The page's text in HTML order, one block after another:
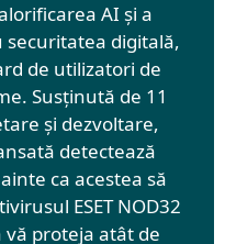
AI și a
digitală,
de utilizatori de
Susținută de 11
și dezvoltare,
detectează
ca acestea să
ESET NOD32
proteja atât de